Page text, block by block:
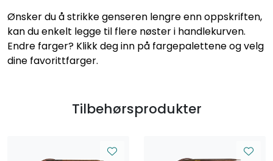
Ønsker du å strikke genseren lengre enn oppskriften,
kan du enkelt legge til flere nøster i handlekurven.
Endre farger? Klikk deg inn på fargepalettene og velg
dine favorittfarger.
Tilbehørsprodukter